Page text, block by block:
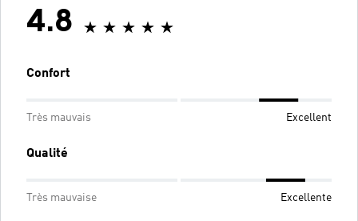
4.8
Confort
Très mauvais Excellent
Qualité
Très mauvaise Excellente